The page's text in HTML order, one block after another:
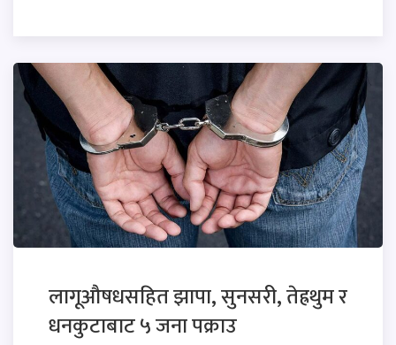
लागूऔषधसहित झापा, सुनसरी, तेह्रथुम र
धनकुटाबाट ५ जना पक्राउ